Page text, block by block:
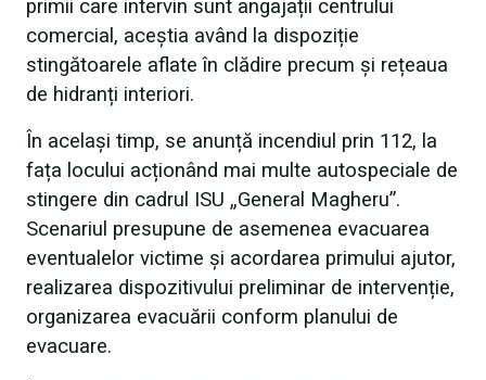
primii care intervin sunt angajații centrului
comercial, aceștia având la dispoziție
stingătoarele aflate în clădire precum și rețeaua
de hidranți interiori.
În același timp, se anunță incendiul prin 112, la
fața locului acționând mai multe autospeciale de
stingere din cadrul ISU „General Magheru”.
Scenariul presupune de asemenea evacuarea
eventualelor victime și acordarea primului ajutor,
realizarea dispozitivului preliminar de intervenție,
organizarea evacuării conform planului de
evacuare.